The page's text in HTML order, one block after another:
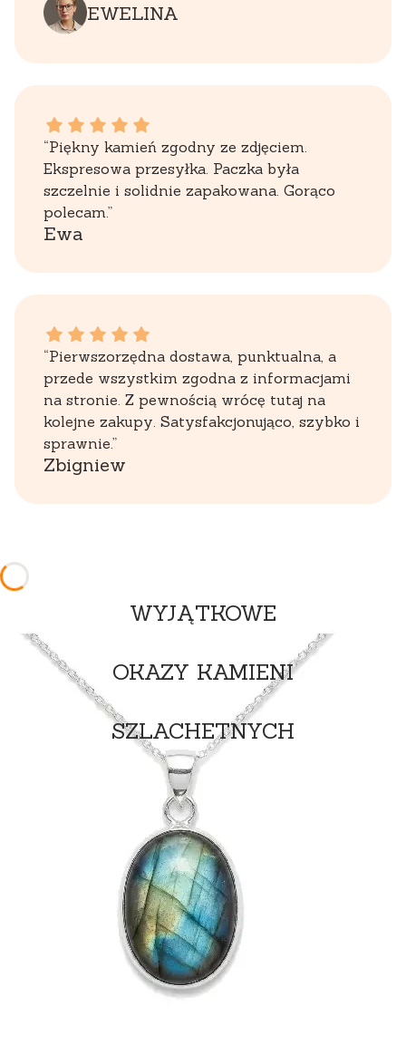
EWELINA
Ewa dał ocenę: 5
“Piękny kamień zgodny ze zdjęciem.
Ekspresowa przesyłka. Paczka była
szczelnie i solidnie zapakowana. Gorąco
polecam.”
Ewa
Zbigniew dał ocenę: 5
“Pierwszorzędna dostawa, punktualna, a
przede wszystkim zgodna z informacjami
na stronie. Z pewnością wrócę tutaj na
kolejne zakupy. Satysfakcjonująco, szybko i
sprawnie.”
Zbigniew
WYJĄTKOWE
OKAZY KAMIENI
SZLACHETNYCH